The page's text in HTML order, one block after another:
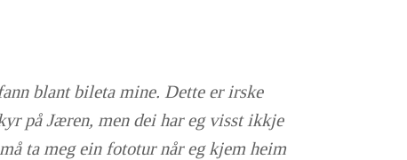
blant bileta mine. Dette er irske
på Jæren, men dei har eg visst ikkje
ta meg ein fototur når eg kjem heim